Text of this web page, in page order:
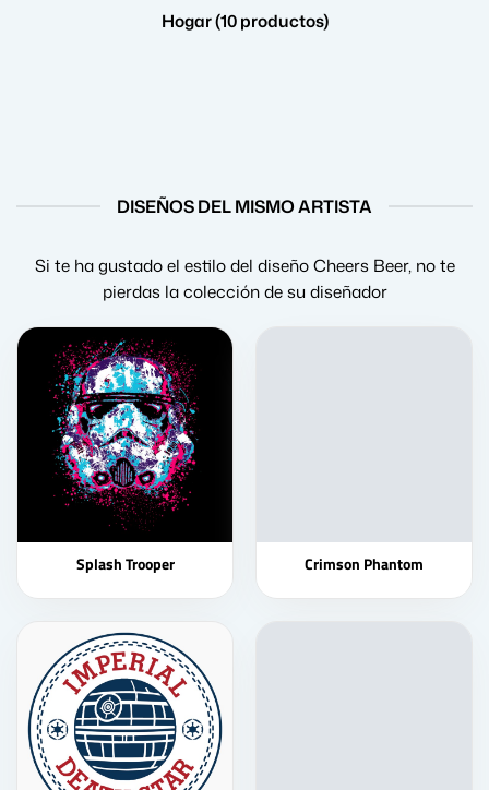
Hogar (10 productos)
DISEÑOS DEL MISMO ARTISTA
Si te ha gustado el estilo del diseño Cheers Beer, no te
pierdas la colección de su diseñador
Splash Trooper Crimson Phantom